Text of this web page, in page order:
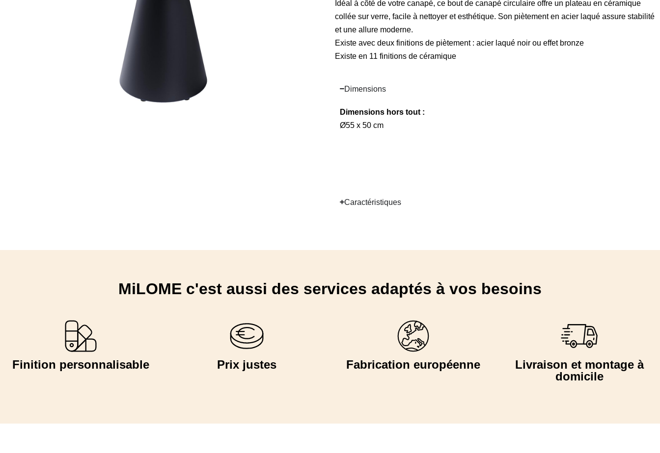
Idéal à côté de votre canapé, ce bout de canapé circulaire offre un plateau en céramique
collée sur verre, facile à nettoyer et esthétique. Son piètement en acier laqué assure stabilité
et une allure moderne.
Existe avec deux finitions de piètement : acier laqué noir ou effet bronze
Existe en 11 finitions de céramique
Dimensions
Dimensions hors tout :
Ø55 x 50 cm
Caractéristiques
MiLOME c'est aussi des services adaptés à vos besoins
Finition personnalisable Prix justes Fabrication européenne
Livraison et montage à
domicile